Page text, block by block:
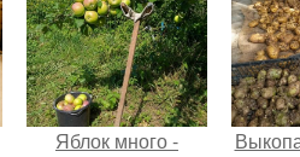
пустота.
Яблок много -